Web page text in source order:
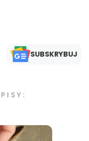
SUBSKRYBUJ